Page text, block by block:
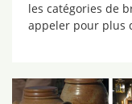
les catégories de
appeler pour plus